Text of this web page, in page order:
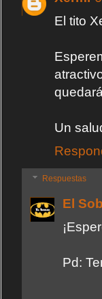
El tito
Un
Respuestas
El
Pd: